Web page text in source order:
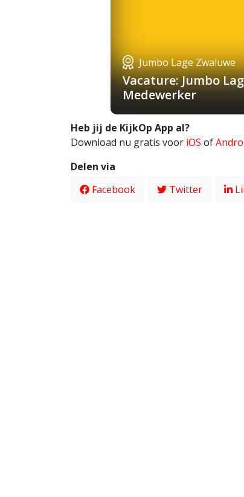
Jumbo Lage Zwaluwe
Vacature: Jumbo
Medewerker
Heb jij de KijkOp App al?
Download nu gratis voor iOS of
Delen via
Facebook
Twitter